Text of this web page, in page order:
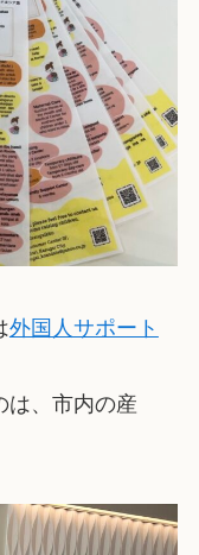
外国人サポート
は、市内の産